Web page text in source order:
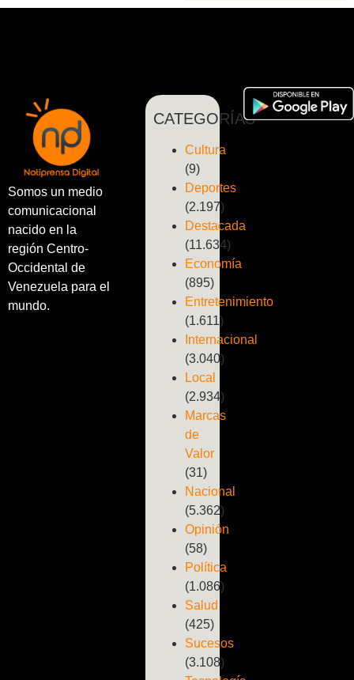
Somos un medio
comunicacional
nacido en la
región Centro-
Occidental de
Venezuela para el
mundo.
CATEGORÍAS
Cultura
(9)
Deportes
(2.197)
Destacada
(11.634)
Economía
(895)
Entretenimiento
(1.611)
Internacional
(3.040)
Local
(2.934)
Marcas
de
Valor
(31)
Nacional
(5.362)
Opinión
(58)
Política
(1.086)
Salud
(425)
Sucesos
(3.108)